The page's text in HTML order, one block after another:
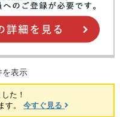
を表示
た！
す。今すぐ見る